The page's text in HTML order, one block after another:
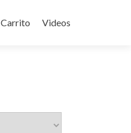
Carrito Videos